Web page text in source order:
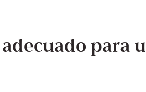
para